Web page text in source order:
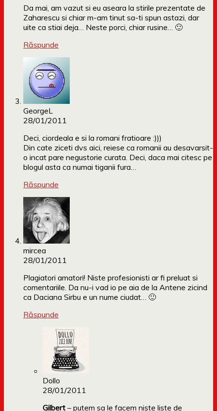
Da mai, am vazut si eu aseara la stirile prezentate de
Zaharescu si chiar m-am tinut sa-ti spun astazi, dar
uite ca stiai deja… Neste porci, chiar rusine… 🙂
Răspunde
GeorgeL
28/01/2011
Deci, ciordeala e si la romani fratioare :)))
Din cate ziceti dvs aici, reiese ca romanii au desavarsit-
o incat pare negustorie curata. Deci, daca mai citesc pe
blogul asta ca numai tiganii fura…
Răspunde
mircea
28/01/2011
Plagiatori amatori! Niste profesionisti ar fi preluat si
comentariile. Da nu-i vad io pe aia de la Antene zicind
ca Daciana Sirbu e un nume ciudat… 🙂
Răspunde
Dollo
28/01/2011
Gilbert – putem sa le facem niște liste de